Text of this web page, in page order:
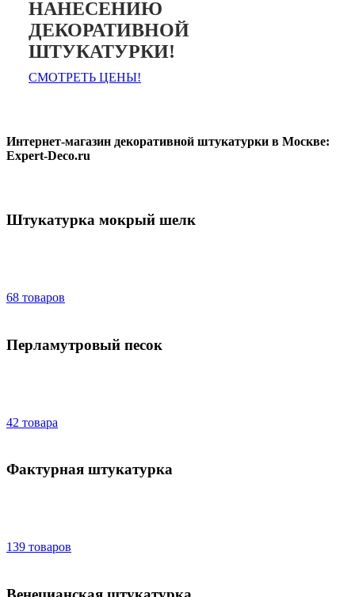
НАНЕСЕНИЮ
ДЕКОРАТИВНОЙ
ШТУКАТУРКИ!
СМОТРЕТЬ ЦЕНЫ!
Интернет-магазин декоративной штукатурки в Москве:
Expert-Deco.ru
Штукатурка мокрый шелк
68 товаров
Перламутровый песок
42 товара
Фактурная штукатурка
139 товаров